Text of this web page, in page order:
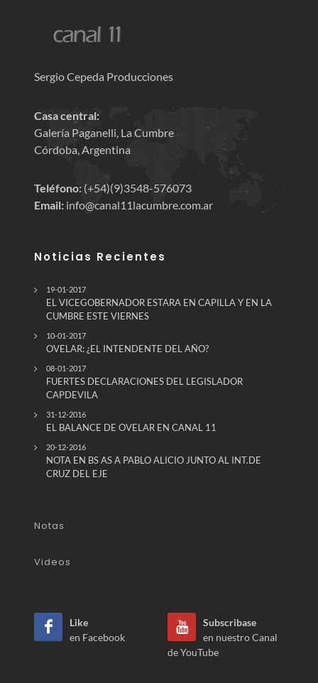
Sergio Cepeda Producciones
Casa central:
Galería Paganelli, La Cumbre
Córdoba, Argentina
Teléfono: (+54)(9)3548-576073
Email: info@canal11lacumbre.com.ar
Noticias Recientes
19-01-2017
EL VICEGOBERNADOR ESTARA EN CAPILLA Y EN LA
CUMBRE ESTE VIERNES
10-01-2017
OVELAR: ¿EL INTENDENTE DEL AÑO?
08-01-2017
FUERTES DECLARACIONES DEL LEGISLADOR
CAPDEVILA
31-12-2016
EL BALANCE DE OVELAR EN CANAL 11
20-12-2016
NOTA EN BS AS A PABLO ALICIO JUNTO AL INT.DE
CRUZ DEL EJE
Notas
Videos
Like
en Facebook
Subscribase
en nuestro Canal
de YouTube